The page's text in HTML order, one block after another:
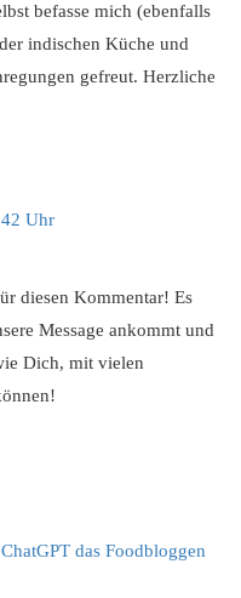
befasse mich (ebenfalls
indischen Küche und
gefreut. Herzliche
Uhr
diesen Kommentar! Es
Message ankommt und
Dich, mit vielen
das Foodbloggen